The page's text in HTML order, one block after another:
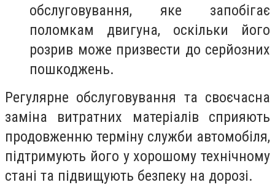
обслуговування, яке запобігає
поломкам двигуна, оскільки його
розрив може призвести до серйозних
пошкоджень.
Регулярне обслуговування та своєчасна
заміна витратних матеріалів сприяють
продовженню терміну служби автомобіля,
підтримують його у хорошому технічному
стані та підвищують безпеку на дорозі.